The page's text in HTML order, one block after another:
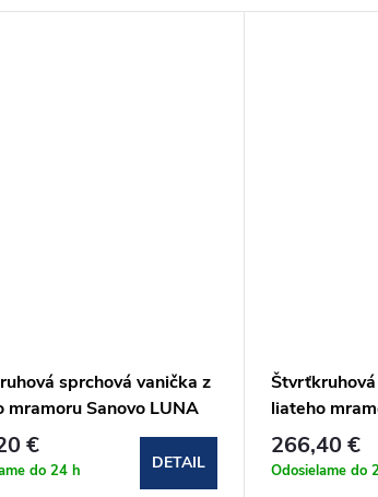
sprchová vanička z
mramoru Sanovo LUNA
cm
€
do 24 h DETAIL
liateho
100x100x3
266,40 €
Odosielame do